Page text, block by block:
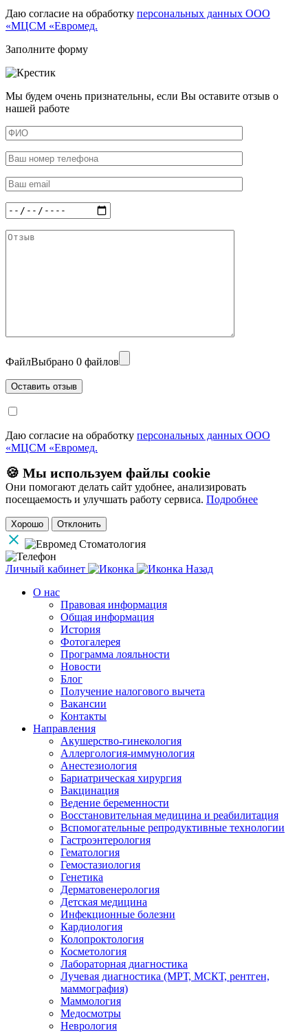
Даю согласие на обработку персональных данных ООО
«МЦСМ «Евромед.
Заполните форму
Мы будем очень признательны, если Вы оставите отзыв о
нашей работе
ФайлВыбрано 0 файлов
Даю согласие на обработку персональных данных ООО
«МЦСМ «Евромед.
🍪 Мы используем файлы cookie
Они помогают делать сайт удобнее, анализировать
посещаемость и улучшать работу сервиса. Подробнее
Хорошо Отклонить
Личный кабинет
Назад
О нас
Правовая информация
Общая информация
История
Фотогалерея
Программа лояльности
Новости
Блог
Получение налогового вычета
Вакансии
Контакты
Направления
Акушерство-гинекология
Аллергология-иммунология
Анестезиология
Бариатрическая хирургия
Вакцинация
Ведение беременности
Восстановительная медицина и реабилитация
Вспомогательные репродуктивные технологии
Гастроэнтерология
Гематология
Гемостазиология
Генетика
Дерматовенерология
Детская медицина
Инфекционные болезни
Кардиология
Колопроктология
Косметология
Лабораторная диагностика
Лучевая диагностика (МРТ, МСКТ, рентген,
маммография)
Маммология
Медосмотры
Неврология